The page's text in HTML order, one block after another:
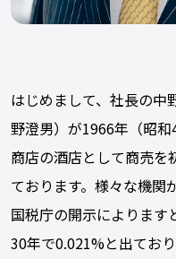
はじめまして、社長の中
野澄男）が1966年（昭
商店の酒店として商売を
ております。様々な機関
国税庁の開示によります
30年で0.021%と出てお